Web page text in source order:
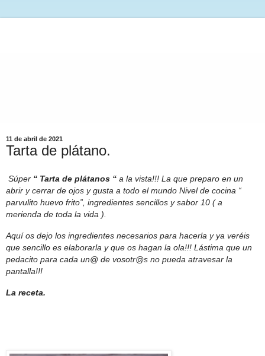
11 de abril de 2021
Tarta de plátano.
Súper “ Tarta de plátanos “ a la vista!!! La que preparo en un
abrir y cerrar de ojos y gusta a todo el mundo Nivel de cocina “
parvulito huevo frito”, ingredientes sencillos y sabor 10 ( a
merienda de toda la vida ).
Aquí os dejo los ingredientes necesarios para hacerla y ya veréis
que sencillo es elaborarla y que os hagan la ola!!! Lástima que un
pedacito para cada un@ de vosotr@s no pueda atravesar la
pantalla!!!
La receta.